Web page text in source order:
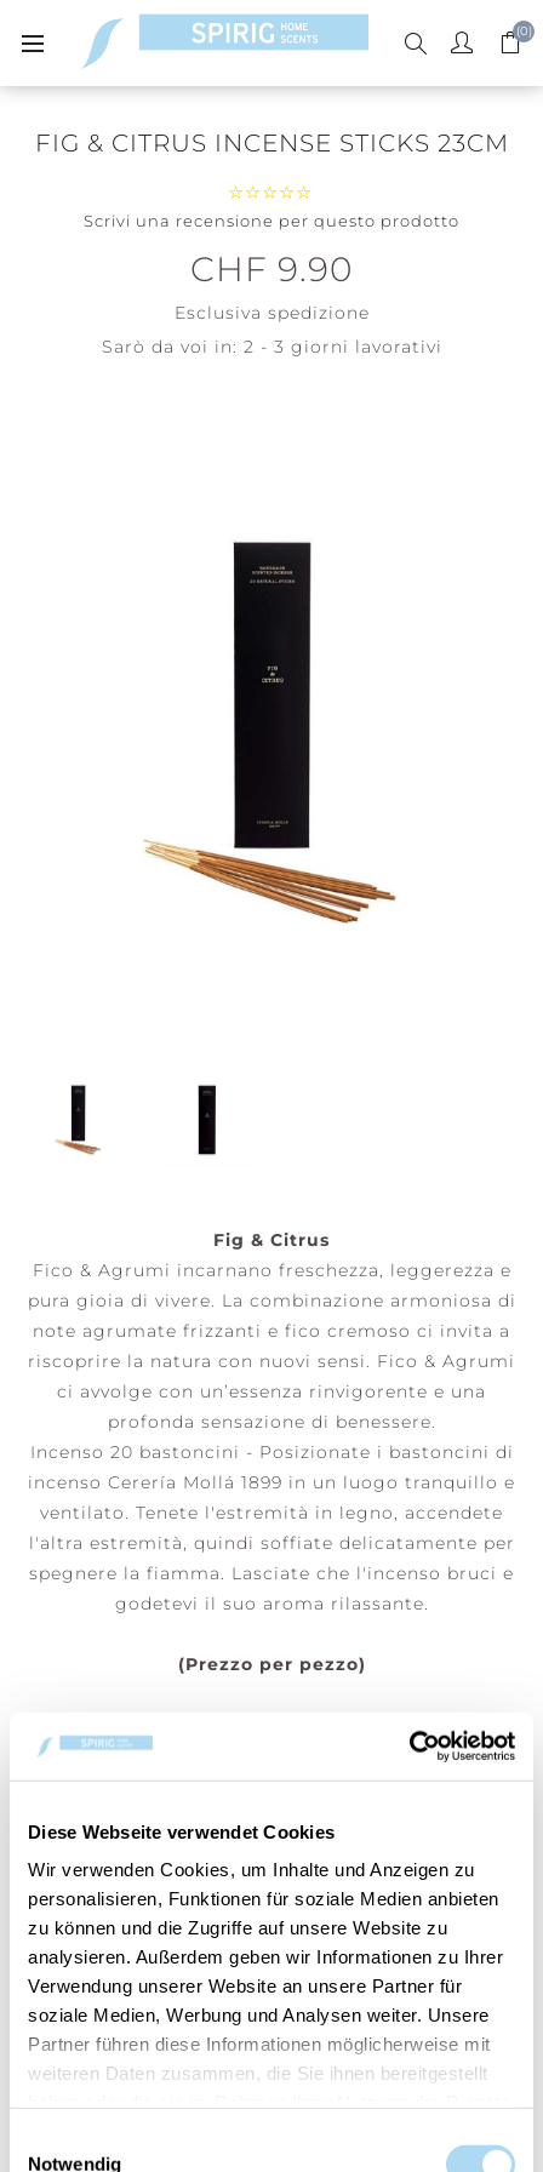
Diese Webseite verwendet Cookies
Wir verwenden Cookies, um Inhalte und Anzeigen zu
personalisieren, Funktionen für soziale Medien anbieten
zu können und die Zugriffe auf unsere Website zu
analysieren. Außerdem geben wir Informationen zu Ihrer
Verwendung unserer Website an unsere Partner für
soziale Medien, Werbung und Analysen weiter. Unsere
Partner führen diese Informationen möglicherweise mit
weiteren Daten zusammen, die Sie ihnen bereitgestellt
Notwendig
(0)
FIG & CITRUS INCENSE STICKS 23CM
Scrivi una recensione per questo prodotto
CHF 9.90
Esclusiva spedizione
Sarò da voi in: 2 - 3 giorni lavorativi
Fig & Citrus
Fico & Agrumi incarnano freschezza, leggerezza e
pura gioia di vivere. La combinazione armoniosa di
note agrumate frizzanti e fico cremoso ci invita a
riscoprire la natura con nuovi sensi. Fico & Agrumi
ci avvolge con un’essenza rinvigorente e una
profonda sensazione di benessere.
Incenso 20 bastoncini - Posizionate i bastoncini di
incenso Cerería Mollá 1899 in un luogo tranquillo e
ventilato. Tenete l'estremità in legno, accendete
l'altra estremità, quindi soffiate delicatamente per
spegnere la fiamma. Lasciate che l'incenso bruci e
godetevi il suo aroma rilassante.
(Prezzo per pezzo)
Il tuo articolo è: in stock